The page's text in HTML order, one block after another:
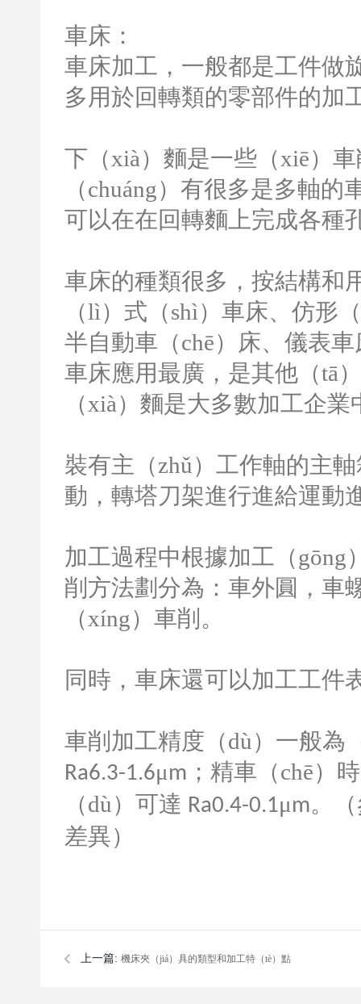
車床：
車床加工，一般都是工件做
多用於回轉類的零部件的加
下（xià）麵是一些（xiē）
（chuáng）有很多是多軸
可以在在回轉麵上完成各種
車床的種類很多，按結構和
（lì）式（shì）車床、仿形
半自動車（chē）床、儀表
車床應用最廣，是其他（tā
（xià）麵是大多數加工企
裝有主（zhǔ）工作軸的主
動，轉塔刀架進行進給運動
加工過程中根據加工（gōng
削方法劃分為：車外圓，車
（xíng）車削。
同時，車床還可以加工工件
車削加工精度（dù）一般為
Ra6.3-1.6μm ；精車（chē）
（dù）可達 Ra0.4-0.1μm。
差異）
上一篇: 機床夾（jiá）具的類型和加工特（tè）點